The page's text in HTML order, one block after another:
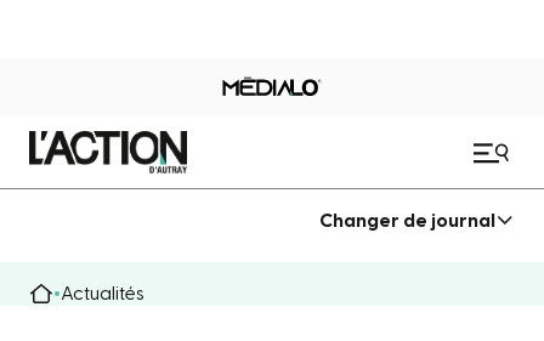
Changer de journal
Actualités